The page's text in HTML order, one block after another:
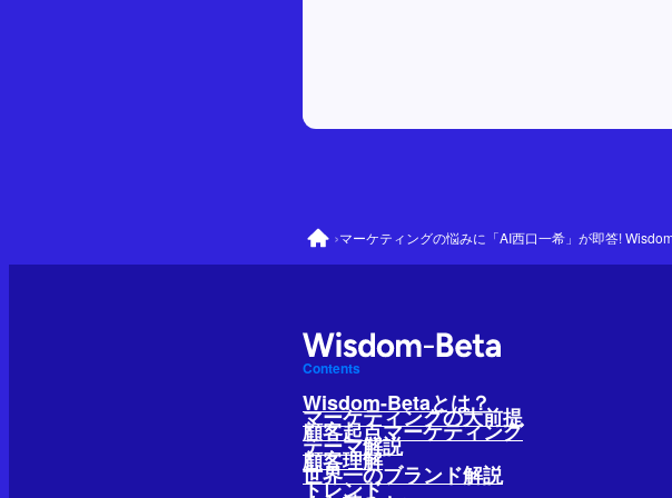
›
Contents
Wisdom-Betaとは？
マーケティングの大前提
顧客起点マーケティング
テーマ解説
顧客理解
世界一のブランド解説
トレンド